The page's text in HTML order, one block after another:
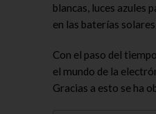
blancas, luces azules
en las baterías
Con el paso del
el mundo de la
Gracias a esto se ha